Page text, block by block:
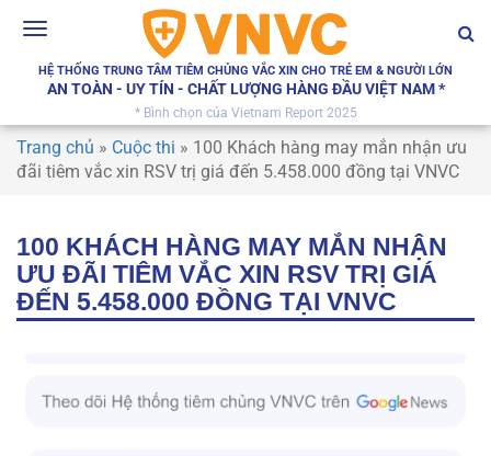
Toggle
HỆ THỐNG TRUNG TÂM TIÊM CHỦNG VẮC XIN CHO TRẺ EM & NGƯỜI LỚN
AN TOÀN - UY TÍN - CHẤT LƯỢNG HÀNG ĐẦU VIỆT NAM *
* Bình chọn của Vietnam Report 2025
Trang chủ » Cuộc thi » 100 Khách hàng may mắn nhận ưu
đãi tiêm vắc xin RSV trị giá đến 5.458.000 đồng tại VNVC
100 KHÁCH HÀNG MAY MẮN NHẬN
ƯU ĐÃI TIÊM VẮC XIN RSV TRỊ GIÁ
ĐẾN 5.458.000 ĐỒNG TẠI VNVC